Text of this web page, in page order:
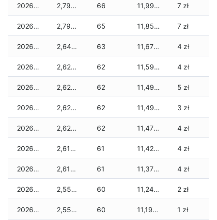
2026-02-01 2,795 zł 66 11,990 zł 7 zł
2026-01-31 2,795 zł 65 11,855 zł 7 zł
2026-01-30 2,645 zł 63 11,670 zł 4 zł
2026-01-29 2,620 zł 62 11,595 zł 4 zł
2026-01-28 2,620 zł 62 11,495 zł 5 zł
2026-01-27 2,620 zł 62 11,495 zł 3 zł
2026-01-26 2,620 zł 62 11,470 zł 4 zł
2026-01-25 2,610 zł 61 11,425 zł 4 zł
2026-01-24 2,610 zł 61 11,375 zł 4 zł
2026-01-23 2,550 zł 60 11,240 zł 2 zł
2026-01-22 2,550 zł 60 11,190 zł 1 zł